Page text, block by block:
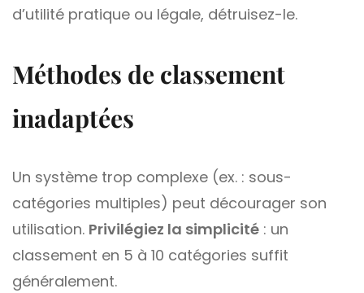
d’utilité pratique ou légale, détruisez-le.
Méthodes de classement
inadaptées
Un système trop complexe (ex. : sous-
catégories multiples) peut décourager son
utilisation. Privilégiez la simplicité : un
classement en 5 à 10 catégories suffit
généralement.